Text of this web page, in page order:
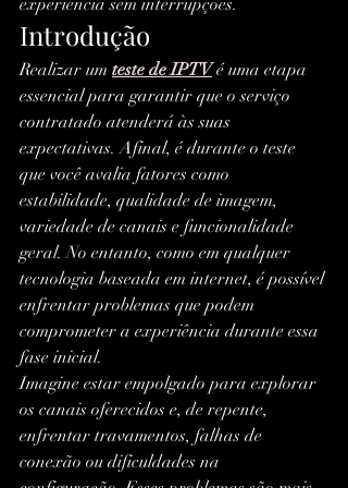
experiência sem interrupções.
Introdução
Realizar um teste de IPTV é uma etapa
essencial para garantir que o serviço
contratado atenderá às suas
expectativas. Afinal, é durante o teste
que você avalia fatores como
estabilidade, qualidade de imagem,
variedade de canais e funcionalidade
geral. No entanto, como em qualquer
tecnologia baseada em internet, é possível
enfrentar problemas que podem
comprometer a experiência durante essa
fase inicial.
Imagine estar empolgado para explorar
os canais oferecidos e, de repente,
enfrentar travamentos, falhas de
conexão ou dificuldades na